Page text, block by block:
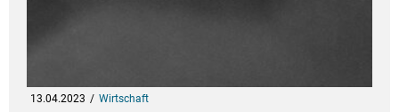
13.04.2023 Wirtschaft